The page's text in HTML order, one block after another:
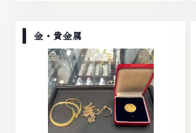
取りのことなら、お任せくださいな
かでも金・プラチナ等のアクセサリ
ー・貴金属・宝石・ダイヤモンド・
ジュエリーや ブランド品・時計等
は特に自信を持って、高額査定を実
現しております。 古くて使わなく
なってしまったアクセサリー、動か
金・貴金属